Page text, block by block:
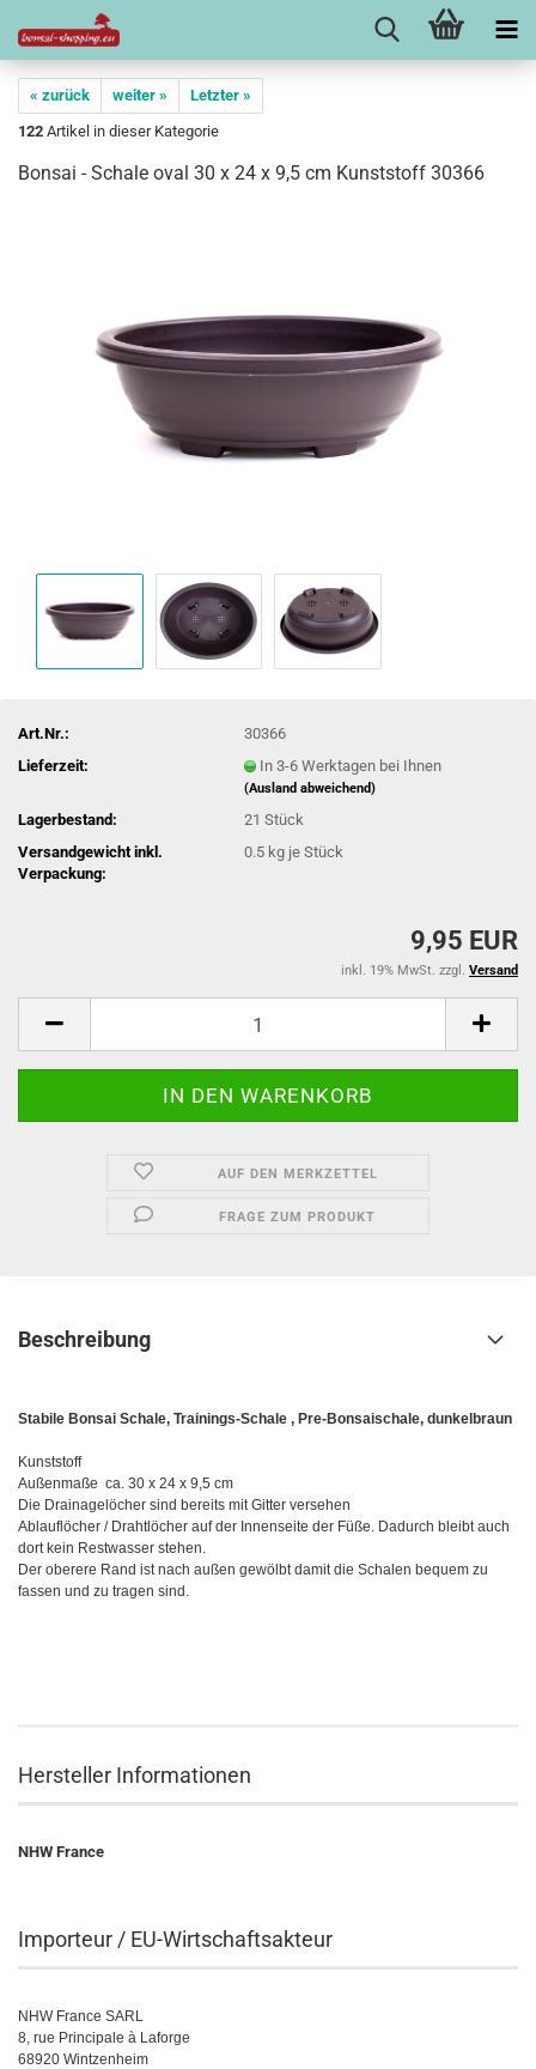
« zurück weiter »
Letzter »
122 Artikel in dieser Kategorie
Bonsai - Schale oval 30 x 24 x 9,5 cm Kunststoff 30366
Art.Nr.:
30366
Lieferzeit:
In 3-6 Werktagen bei Ihnen
(Ausland abweichend)
Lagerbestand: 21Stück
Versandgewicht inkl.
Verpackung:
0.5 kg je Stück
9,95 EUR
inkl. 19% MwSt. zzgl. Versand
AUF DEN MERKZETTEL
FRAGE ZUM PRODUKT
Beschreibung
Stabile Bonsai Schale, Trainings-Schale , Pre-Bonsaischale, dunkelbraun
Kunststoff
Außenmaße ca. 30 x 24 x 9,5 cm
Die Drainagelöcher sind bereits mit Gitter versehen
Ablauflöcher / Drahtlöcher auf der Innenseite der Füße. Dadurch bleibt auch
dort kein Restwasser stehen.
Der oberere Rand ist nach außen gewölbt damit die Schalen bequem zu
fassen und zu tragen sind.
Hersteller Informationen
NHW France
Importeur / EU-Wirtschaftsakteur
NHW France SARL
8, rue Principale à Laforge
68920 Wintzenheim